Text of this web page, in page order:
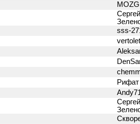
MOZG
sss-
vertolet
Рифат